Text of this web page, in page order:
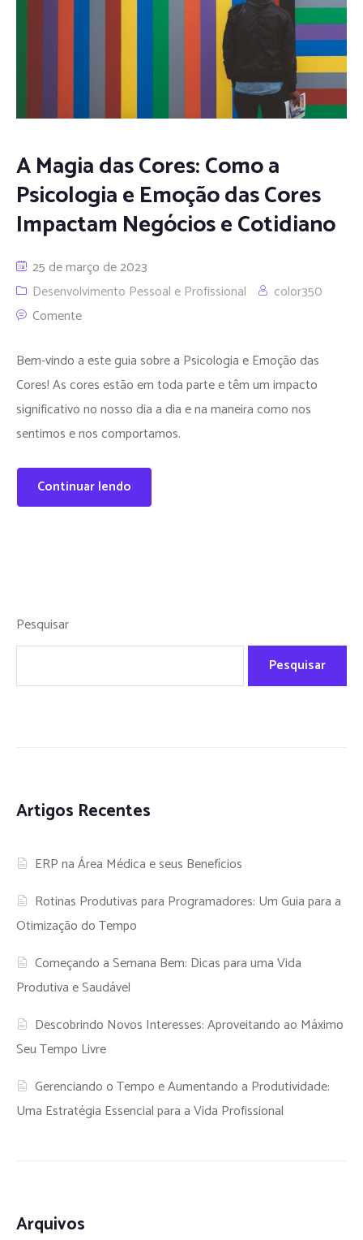
A Magia das Cores: Como a
Psicologia e Emoção das Cores
Impactam Negócios e Cotidiano
25 de março de 2023
Desenvolvimento Pessoal e Profissional
color350
Comente
Bem-vindo a este guia sobre a Psicologia e Emoção das
Cores! As cores estão em toda parte e têm um impacto
significativo no nosso dia a dia e na maneira como nos
sentimos e nos comportamos.
Continuar lendo
Pesquisar
Pesquisar
Artigos Recentes
ERP na Área Médica e seus Benefícios
Rotinas Produtivas para Programadores: Um Guia para a
Otimização do Tempo
Começando a Semana Bem: Dicas para uma Vida
Produtiva e Saudável
Descobrindo Novos Interesses: Aproveitando ao Máximo
Seu Tempo Livre
Gerenciando o Tempo e Aumentando a Produtividade:
Uma Estratégia Essencial para a Vida Profissional
Arquivos